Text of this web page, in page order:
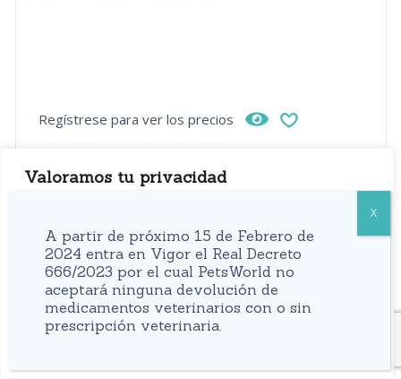
Valoramos tu privacidad
navegación, mostrarle anuncios o contenidos
personalizados y analizar nuestro tráfico. Al hacer clic
en “Aceptar todo” usted da su consentimiento a nuestro
uso de las cookies.
Personalizar
Regístrese para ver los precios
A partir de próximo 15 de Febrero de
2024 entra en Vigor el Real Decreto
666/2023 por el cual PetsWorld no
aceptará ninguna devolución de
medicamentos veterinarios con o sin
prescripción veterinaria.